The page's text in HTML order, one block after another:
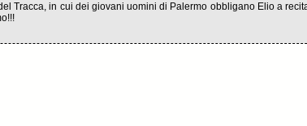
Tracca, in cui dei giovani uomini di Palermo obbligano Elio a